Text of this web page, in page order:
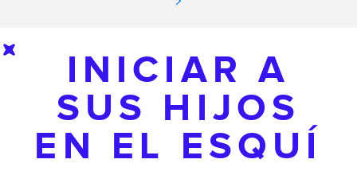
INICIAR A
SUS HIJOS
EN EL ESQUÍ